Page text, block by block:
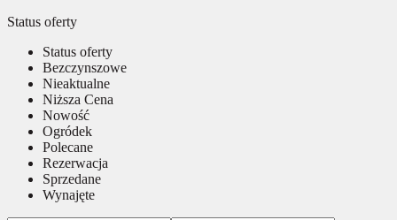
Status oferty
Status oferty
Bezczynszowe
Nieaktualne
Niższa Cena
Nowość
Ogródek
Polecane
Rezerwacja
Sprzedane
Wynajęte